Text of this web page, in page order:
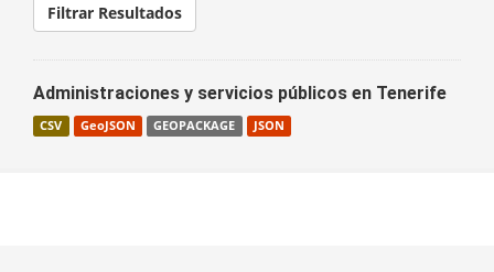
Filtrar Resultados
Administraciones y servicios públicos en Tenerife
CSV GeoJSON GEOPACKAGE JSON